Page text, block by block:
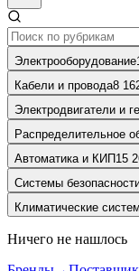
Электрооборудование
Кабели и провода8
Электродвигатели и
Распределительное
Автоматика и КИП 15
Системы
Климатические
Ничего не нашлось